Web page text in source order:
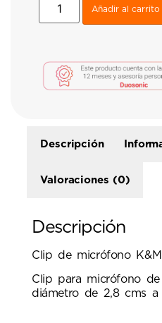
Añadir al carrito
Descripción
Valoraciones (0)
Descripción
Clip de micrófono
Clip para micrófono
diámetro de 2,8 cms a